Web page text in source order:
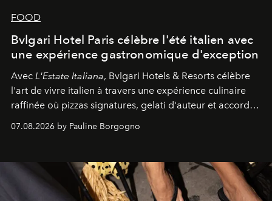
FOOD
Bvlgari Hotel Paris célèbre l'été italien avec
une expérience gastronomique d'exception
Avec L'Estate Italiana, Bvlgari Hotels & Resorts célèbre
l'art de vivre italien à travers une expérience culinaire
raffinée où pizzas signatures, gelati d'auteur et accords
d'exception composent un véritable voyage sensoriel.
07.08.2026 by Pauline Borgogno